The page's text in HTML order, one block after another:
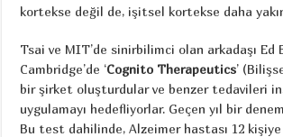
kortekse değil de, işitsel kortekse daha yakın
Tsai ve MIT’de sinirbilimci olan arkadaşı Ed
Cambridge’de ‘Cognito Therapeutics’
bir şirket oluşturdular ve benzer tedavileri
uygulamayı hedefliyorlar. Geçen yıl bir
Bu test dahilinde, Alzeimer hastası 12